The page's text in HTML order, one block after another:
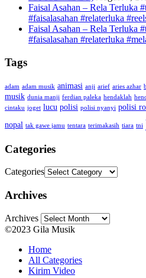
Faisal Asahan – Rela Terluka
#faisalasahan #relaterluka
Faisal Asahan – Rela Terluka
#faisalasahan #relaterluka
Tags
adam adam musik animasi anji arief aries azhar
musik dunia manji ferdian paleka hendaklah
cintaku joget lucu polisi polisi nyanyi polisi
nopal tak gawe jamu tentara terimakasih tiara tni
Categories
Categories
Archives
Archives
©2023 Gila Musik
Home
All Categories
Kirim Video